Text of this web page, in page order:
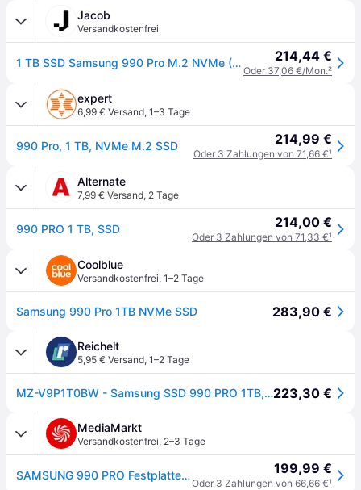
Jacob
Versandkostenfrei
1 TB SSD Samsung 990 Pro M.2 NVMe (MZ-V9P1T0BW) (MZ-V9P1T0BW) 214,44 €
Oder 37,06 €/Mon.²
expert
6,99 € Versand, 1–3 Tage
990 Pro, 1 TB, NVMe M.2 SSD 214,99 €
Oder 3 Zahlungen von 71,66 €¹
Alternate
7,99 € Versand, 2 Tage
990 PRO 1 TB, SSD 214,00 €
Oder 3 Zahlungen von 71,33 €¹
Coolblue
Versandkostenfrei, 1–2 Tage
Samsung 990 Pro 1TB NVMe SSD 283,90 €
Reichelt
5,95 € Versand, 1–2 Tage
MZ-V9P1T0BW - Samsung SSD 990 PRO 1TB, M.2 NVMe223,30 €
MediaMarkt
Versandkostenfrei, 2–3 Tage
SAMSUNG 990 PRO Festplatte, 1 TB SSD M.2 via NVMe, intern 199,99 €
Oder 3 Zahlungen von 66,66 €¹